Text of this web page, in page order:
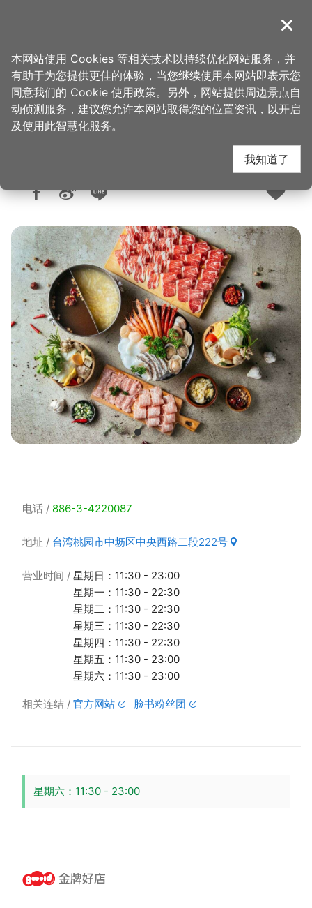
導覽
首页 > 想去的地方 > 美食、购物 > 美食快搜
福叄锅物
人气：3247
电话 886-3-4220087
地址 台湾桃园市中坜区中央西路二段222号
营业时间
星期日：11:30 - 23:00
星期一：11:30 - 22:30
星期二：11:30 - 22:30
星期三：11:30 - 22:30
星期四：11:30 - 22:30
星期五：11:30 - 23:00
星期六：11:30 - 23:00
相关连结 官方网站 脸书粉丝团
星期六：11:30 - 23:00
关闭
本网站使用 Cookies 等相关技术以持续优化网站服务，并
有助于为您提供更佳的体验，当您继续使用本网站即表示您
同意我们的 Cookie 使用政策。另外，网站提供周边景点自
动侦测服务，建议您允许本网站取得您的位置资讯，以开启
及使用此智慧化服务。
我知道了